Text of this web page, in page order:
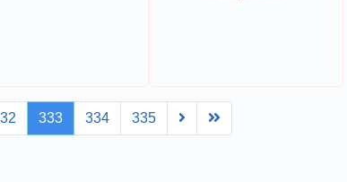
333 334 335 Next